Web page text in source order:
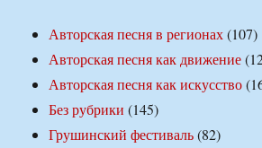
Авторская песня в регионах(107)
Авторская песня как движение
Авторская песня как искусство
Без рубрики (145)
Грушинский фестиваль(82)